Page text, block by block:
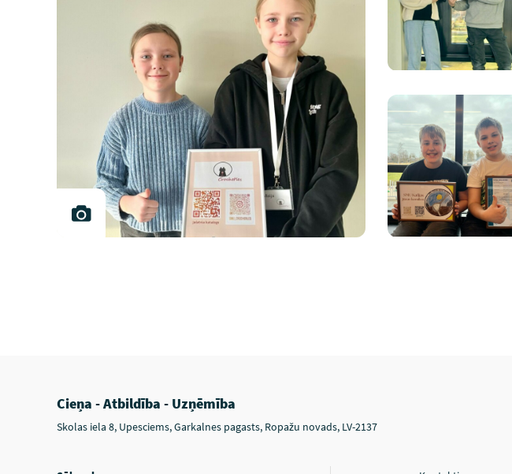
Cieņa - Atbildība - Uzņēmība
Skolas iela 8, Upesciems, Garkalnes pagasts, Ropažu novads, LV-2137